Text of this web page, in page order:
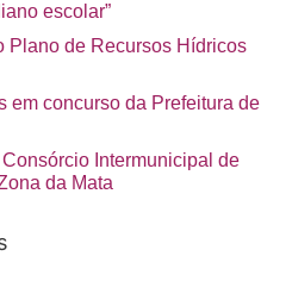
escolar”
Plano de Recursos Hídricos
em concurso da Prefeitura de
Intermunicipal de
da Mata